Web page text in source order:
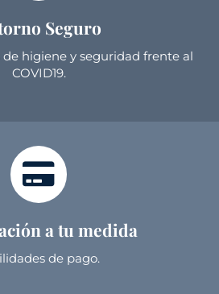
Seguro
de higiene y seguridad frente al
COVID19.
a tu medida
de pago.